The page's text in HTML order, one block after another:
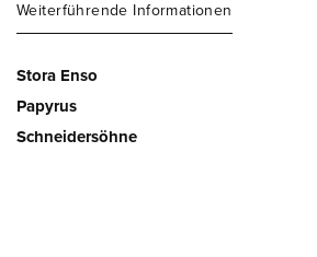
Weiterführende Informationen
Stora Enso
Papyrus
Schneidersöhne